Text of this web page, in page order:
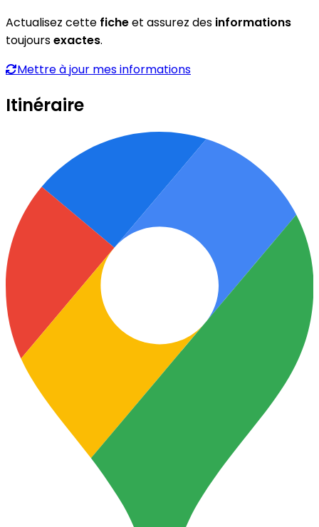
Actualisez cette ficheet assurez des informations
toujoursexactes.
Mettre à jour mes informations
Itinéraire